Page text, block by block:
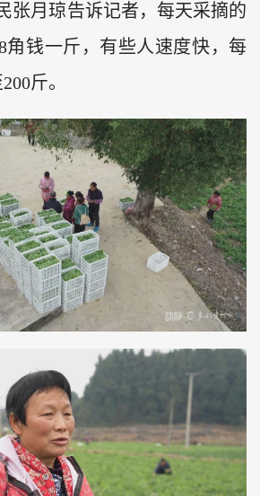
张月琼告诉记者，每天采摘的
角钱一斤，有些人速度快，每
斤。